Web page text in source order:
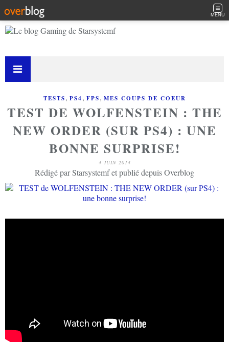
MENU
TESTS, PS4, FPS, MES COUPS DE COEUR
TEST DE WOLFENSTEIN : THE
NEW ORDER (SUR PS4) : UNE
BONNE SURPRISE!
4 JUIN 2014
Rédigé par Starsystemf et publié depuis Overblog